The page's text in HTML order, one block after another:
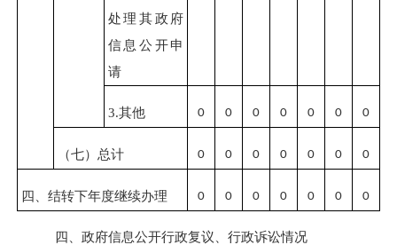
处理其政府
信息公开申
请
3.其他 0 0 0 0 0 0 0
（七）总计 0 0 0 0 0 0 0
四、结转下年度继续办理 0 0 0 0 0 0 0
四、政府信息公开行政复议、行政诉讼情况